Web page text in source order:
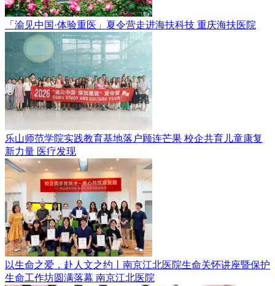
「渝见中国·体验重医」夏令营走进海扶科技 重庆海扶医院
乐山师范学院实践教育基地落户顾连芒果 校企共育儿童康复
新力量 医疗发现
以生命之爱，赴人文之约丨南京江北医院生命关怀讲座暨保护
生命工作坊圆满落幕 南京江北医院